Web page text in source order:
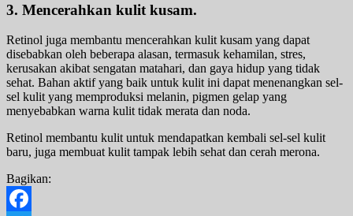
3. Mencerahkan kulit kusam.
Retinol juga membantu mencerahkan kulit kusam yang dapat
disebabkan oleh beberapa alasan, termasuk kehamilan, stres,
kerusakan akibat sengatan matahari, dan gaya hidup yang tidak
sehat. Bahan aktif yang baik untuk kulit ini dapat menenangkan sel-
sel kulit yang memproduksi melanin, pigmen gelap yang
menyebabkan warna kulit tidak merata dan noda.
Retinol membantu kulit untuk mendapatkan kembali sel-sel kulit
baru, juga membuat kulit tampak lebih sehat dan cerah merona.
Bagikan: